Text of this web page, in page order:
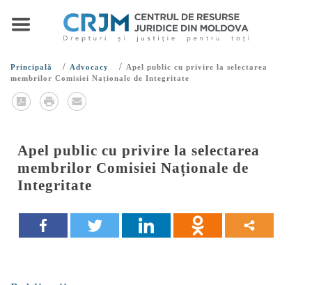
Principală / Advocacy / Apel public cu privire la selectarea
membrilor Comisiei Naționale de Integritate
Apel public cu privire la selectarea
membrilor Comisiei Naționale de
Integritate